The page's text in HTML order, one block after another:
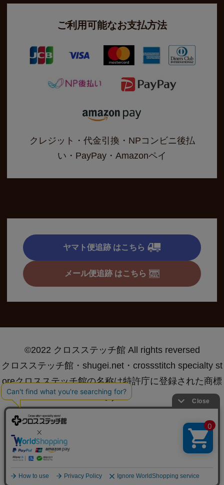
ご利用可能なお支払方法
クレジット・代金引換・NPコンビニ後払
い・PayPay・Amazonペイ
ヤマト便追跡 はこちら
メール便追跡 はこちら
©2022 クロスステッチ館 All rights reversed
クロスステッチ館・shugei.net・crossstitch specialty st
oreクロスステッチ館の名称は特許庁に登録された商標
です®